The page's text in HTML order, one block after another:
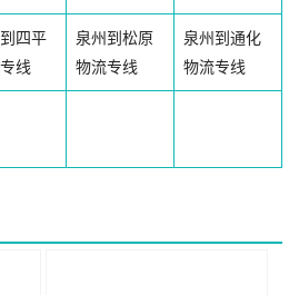
四平
线
泉州到松原
物流专线
泉州到通化
物流专线